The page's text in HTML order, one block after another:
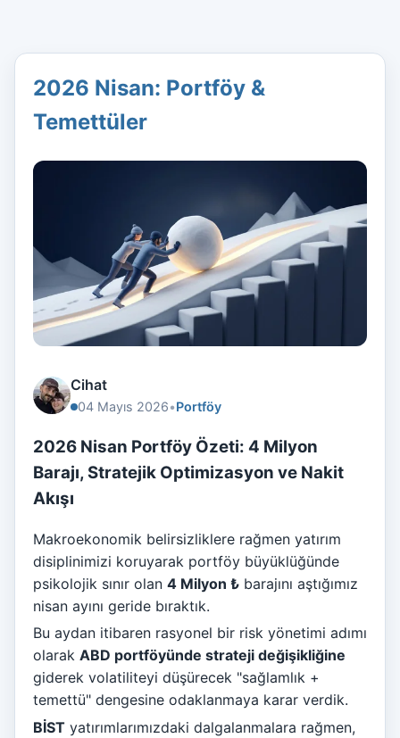
2026 Nisan: Portföy &
Temettüler
Cihat
04 Mayıs 2026•Portföy
2026 Nisan Portföy Özeti: 4 Milyon
Barajı, Stratejik Optimizasyon ve Nakit
Akışı
Makroekonomik belirsizliklere rağmen yatırım
disiplinimizi koruyarak portföy büyüklüğünde
psikolojik sınır olan 4 Milyon ₺ barajını aştığımız
nisan ayını geride bıraktık.
Bu aydan itibaren rasyonel bir risk yönetimi adımı
olarak ABD portföyünde strateji değişikliğine
giderek volatiliteyi düşürecek "sağlamlık +
temettü" dengesine odaklanmaya karar verdik.
BİST yatırımlarımızdaki dalgalanmalara rağmen,